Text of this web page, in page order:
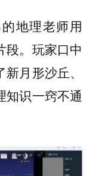
地理老师用
段。玩家口中
月形沙丘、
知识一窍不通